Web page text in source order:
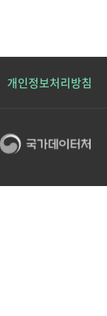
개인정보처리방침